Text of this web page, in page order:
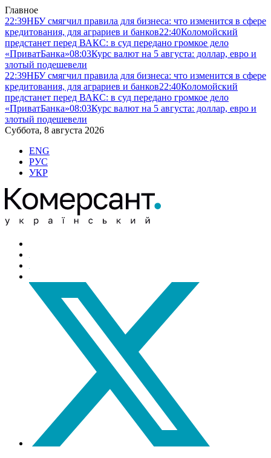
Главное
22:39НБУ смягчил правила для бизнеса: что изменится в сфере
кредитования, для аграриев и банков22:40Коломойский
предстанет перед ВАКС: в суд передано громкое дело
«ПриватБанка»08:03Курс валют на 5 августа: доллар, евро и
злотый подешевели
22:39НБУ смягчил правила для бизнеса: что изменится в сфере
кредитования, для аграриев и банков22:40Коломойский
предстанет перед ВАКС: в суд передано громкое дело
«ПриватБанка»08:03Курс валют на 5 августа: доллар, евро и
злотый подешевели
Суббота, 8 августа 2026
ENG
РУС
УКР